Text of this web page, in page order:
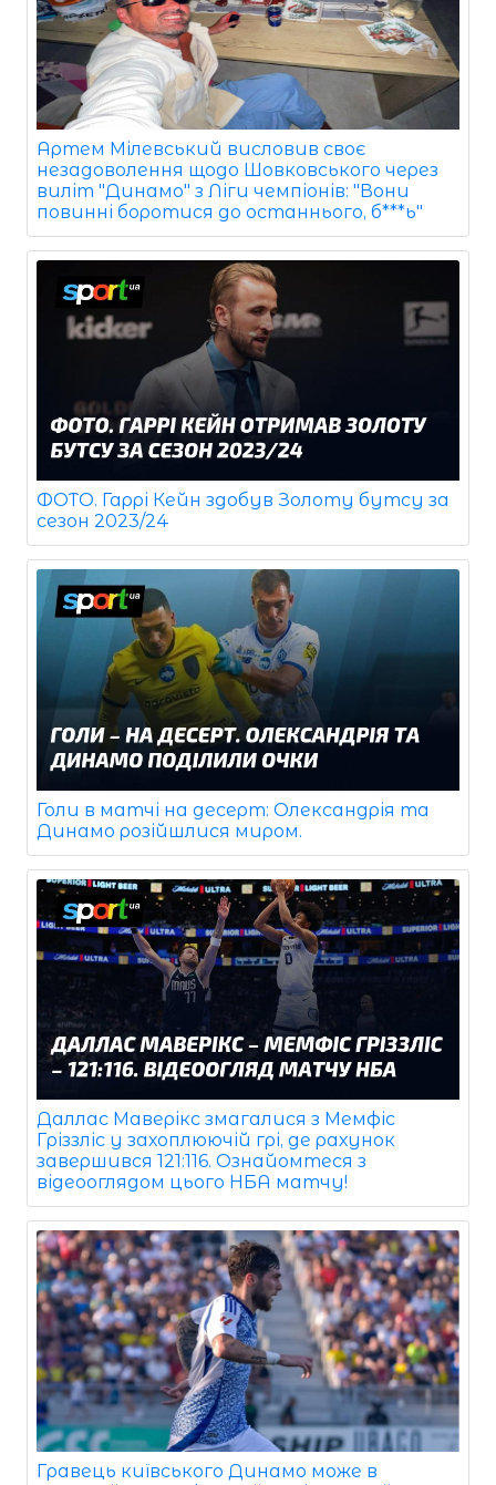
Артем Мілевський висловив своє
незадоволення щодо Шовковського через
виліт "Динамо" з Ліги чемпіонів: "Вони
повинні боротися до останнього, б***ь"
ФОТО. Гаррі Кейн здобув Золоту бутсу за
сезон 2023/24
Голи в матчі на десерт: Олександрія та
Динамо розійшлися миром.
Даллас Маверікс змагалися з Мемфіс
Гріззліс у захоплюючій грі, де рахунок
завершився 121:116. Ознайомтеся з
відеооглядом цього НБА матчу!
Гравець київського Динамо може в